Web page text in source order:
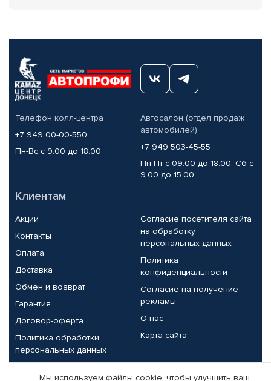
Телефон колл-центра
+7 949 00-00-550
Пн-Вс с 9.00 до 18.00
Автосалон (отдел продаж
автомобилей)
+7 949 503-45-55
Пн-Пт с 09.00 до 18.00, Сб с
9.00 до 15.00
Клиентам
Акции
Контакты
Оплата
Доставка
Обмен и возврат
Гарантия
Договор-оферта
Политика обработки
персональных данных
Согласие посетителя сайта
на обработку
персональных данных
Политика
конфиденциальности
Согласие на получение
рекламы
О нас
Карта сайта
Партнерам
Мы используем файлы cookie, чтобы улучшить ваш